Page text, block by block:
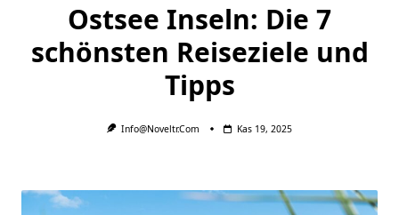
Ostsee Inseln: Die 7
schönsten Reiseziele und
Tipps
Info@noveltr.com Kas 19, 2025